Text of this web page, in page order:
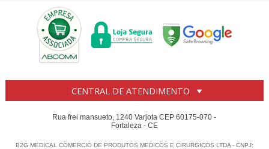
CENTRAL DE ATENDIMENTO
Rua frei mansueto, 1240 Varjota CEP 60175-070 -
Fortaleza - CE
B2G MEDICAL COMERCIO DE PRODUTOS MEDICOS E CIRURGICOS LTDA - CNPJ: